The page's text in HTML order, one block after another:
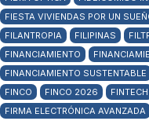
FIESTA VIVIENDAS POR UN
FILANTROPIA
FILIPINAS
FINANCIAMIENTO
FINANCIAMIENTO SUSTENTABLE
FINCO
FINCO 2026 FINTECH
FIRMA ELECTRÓNICA AVANZADA